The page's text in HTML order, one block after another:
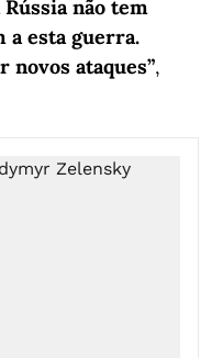
não tem
a esta guerra.
ataques”,